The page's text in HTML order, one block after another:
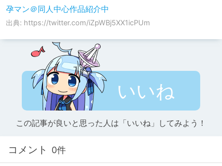
孕マン＠同人中心作品紹介中
出典: https://twitter.com/iZpWBj5XX1icPUm
いいね
この記事が良いと思った人は「いいね」してみよう！
コメント 0件